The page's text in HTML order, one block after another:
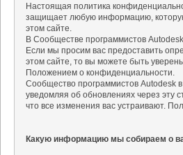
Настоящая политика
защищает любую информацию,
этом сайте.
В Сообществе программистов
Если мы просим вас предоставить
этом сайте, то вы можете быть
Положением о конфиденциальности.
Сообщество программистов Autodesk
уведомляя об обновлениях через эту
что все изменения вас устраивают.
Какую информацию мы собираем о